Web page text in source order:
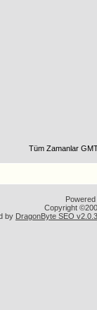
Tüm Zamanlar
Copyright
by DragonByte SEO